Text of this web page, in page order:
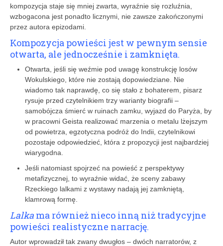
kompozycja staje się mniej zwarta, wyraźnie się rozluźnia,
wzbogacona jest ponadto licznymi, nie zawsze zakończonymi
przez autora epizodami.
Kompozycja powieści jest w pewnym sensie
otwarta, ale jednocześnie i zamknięta.
Otwarta, jeśli się weźmie pod uwagę konstrukcję losów
Wokulskiego, które nie zostają dopowiedziane. Nie
wiadomo tak naprawdę, co się stało z bohaterem, pisarz
rysuje przed czytelnikiem trzy warianty biografii –
samobójcza śmierć w ruinach zamku, wyjazd do Paryża, by
w pracowni Geista realizować marzenia o metalu lżejszym
od powietrza, egzotyczna podróż do Indii, czytelnikowi
pozostaje odpowiedzieć, która z propozycji jest najbardziej
wiarygodna.
Jeśli natomiast spojrzeć na powieść z perspektywy
metafizycznej, to wyraźnie widać, że sceny zabawy
Rzeckiego lalkami z wystawy nadają jej zamkniętą,
klamrową formę.
Lalka ma również nieco inną niż tradycyjne
powieści realistyczne narrację.
Autor wprowadził tak zwany dwugłos – dwóch narratorów, z